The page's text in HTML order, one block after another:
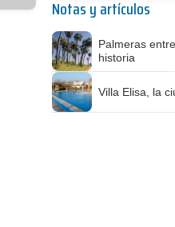
Notas y artículos
Palmeras
historia
Villa Elisa, la